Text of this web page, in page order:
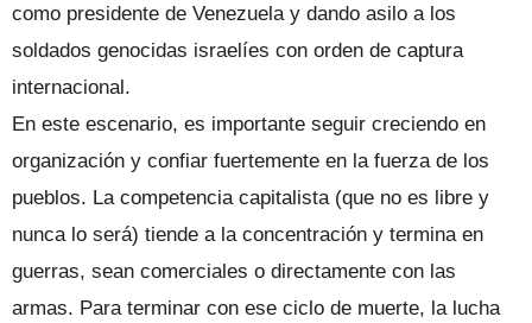
como presidente de Venezuela y dando asilo a los
soldados genocidas israelíes con orden de captura
internacional.
En este escenario, es importante seguir creciendo en
organización y confiar fuertemente en la fuerza de los
pueblos. La competencia capitalista (que no es libre y
nunca lo será) tiende a la concentración y termina en
guerras, sean comerciales o directamente con las
armas. Para terminar con ese ciclo de muerte, la lucha